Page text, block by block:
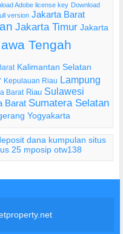
Adobe license key Download
version Jakarta Barat
Jakarta Timur Jakarta
Tengah
Kalimantan Selatan
Kepulauan Riau Lampung
Barat Riau Sulawesi
Barat Sumatera Selatan
Yogyakarta
dana kumpulan situs
25 mposip otw138